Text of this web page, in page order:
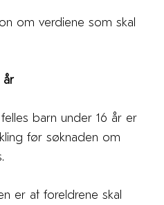
om verdiene som skal
år
barn under 16 år er
før søknaden om
er at foreldrene skal